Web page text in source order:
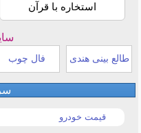
استخاره با قرآن
طالع بینی هندی فال چوب
قیمت خودرو